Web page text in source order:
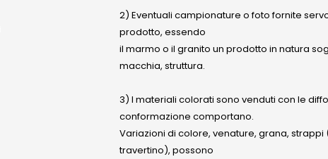
2) Eventuali campionature o foto fornite
prodotto, essendo
il marmo o il granito un prodotto in natura
macchia, struttura.
3) I materiali colorati sono venduti con le
conformazione comportano.
Variazioni di colore, venature, grana,
travertino), possono